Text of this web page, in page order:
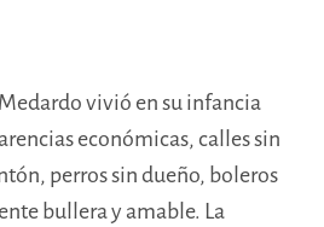
vivió en su infancia
económicas, calles sin
perros sin dueño, boleros
bullera y amable. La